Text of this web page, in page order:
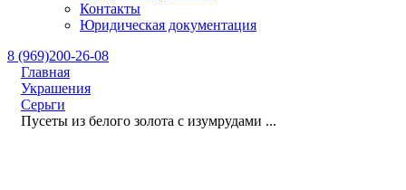
Контакты
Юридическая документация
8 (969)200-26-08
Главная
Украшения
Серьги
Пусеты из белого золота с изумрудами ...